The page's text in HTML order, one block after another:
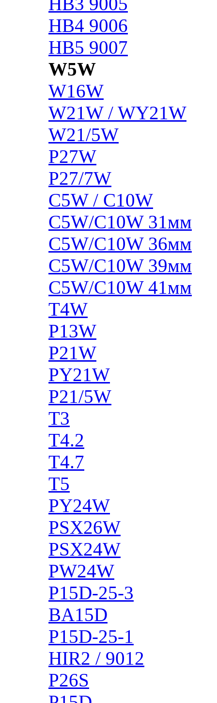
HB4 9006
HB5 9007
W5W
W16W
W21W / WY21W
W21/5W
P27W
P27/7W
C5W / C10W
C5W/C10W 31мм
C5W/C10W 36мм
C5W/C10W 39мм
C5W/C10W 41мм
T4W
P13W
P21W
PY21W
P21/5W
T3
T4.2
T4.7
T5
PY24W
PSX26W
PSX24W
PW24W
P15D-25-3
BA15D
P15D-25-1
HIR2 / 9012
P26S